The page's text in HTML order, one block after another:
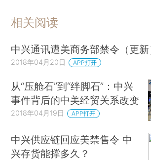
相关阅读
中兴通讯遭美商务部禁令（更
2018年04月20日 APP打开
从“压舱石”到“绊脚石”：中兴
事件背后的中美经贸关系改变
2018年04月19日 APP打开
中兴供应链回应美禁售令 中
兴存货能撑多久？